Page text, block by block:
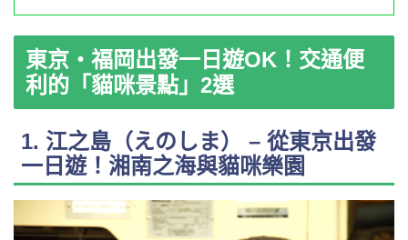
東京・福岡出發一日遊OK！交通便
利的「貓咪景點」2選
1. 江之島（えのしま） – 從東京出發
一日遊！湘南之海與貓咪樂園